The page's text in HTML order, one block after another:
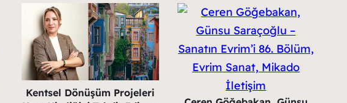
Kentsel Dönüşüm Projeleri